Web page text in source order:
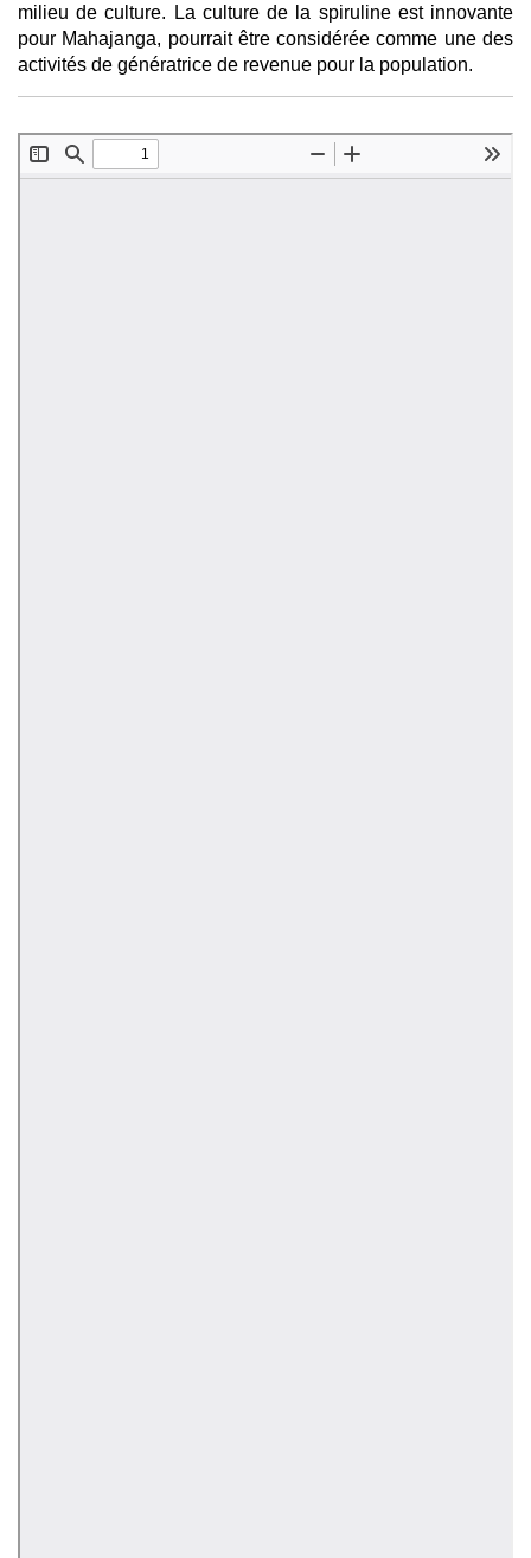
milieu de culture. La culture de la spiruline est innovante
pour Mahajanga, pourrait être considérée comme une des
activités de génératrice de revenue pour la population.